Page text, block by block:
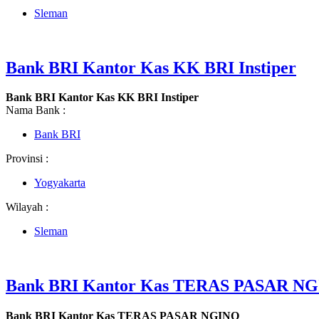
Sleman
Bank BRI Kantor Kas KK BRI Instiper
Bank BRI Kantor Kas KK BRI Instiper
Nama Bank :
Bank BRI
Provinsi :
Yogyakarta
Wilayah :
Sleman
Bank BRI Kantor Kas TERAS PASAR
Bank BRI Kantor Kas TERAS PASAR NGINO